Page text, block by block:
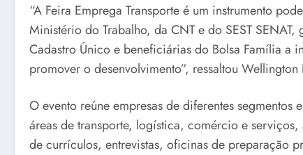
“A Feira Emprega Transporte é um instrumento
Ministério do Trabalho, da CNT e do SEST
Cadastro Único e beneficiárias do Bolsa Família a
promover o desenvolvimento”, ressaltou Wellington
O evento reúne empresas de diferentes
áreas de transporte, logística, comércio e
de currículos, entrevistas, oficinas de preparação